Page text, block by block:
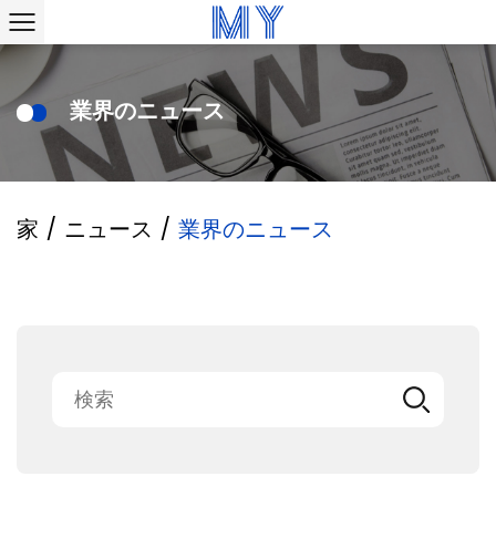
業界のニュース
家 / ニュース / 業界のニュース